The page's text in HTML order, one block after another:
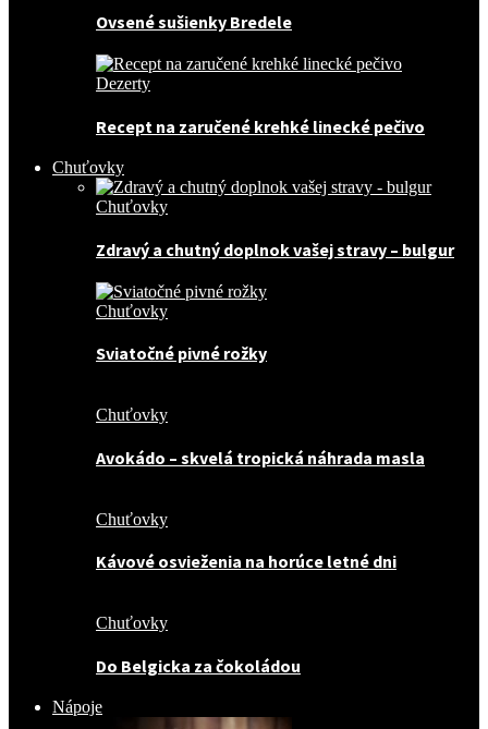
Ovsené sušienky Bredele
Dezerty
Recept na zaručené krehké linecké pečivo
Chuťovky
Chuťovky
Zdravý a chutný doplnok vašej stravy – bulgur
Chuťovky
Sviatočné pivné rožky
Chuťovky
Avokádo – skvelá tropická náhrada masla
Chuťovky
Kávové osvieženia na horúce letné dni
Chuťovky
Do Belgicka za čokoládou
Nápoje